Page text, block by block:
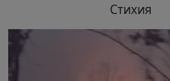
Стихия